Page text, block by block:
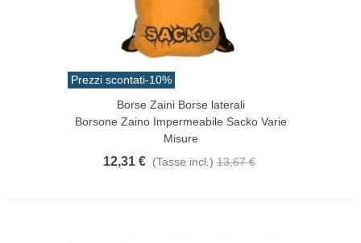
Prezzi scontati-10%
Borse Zaini Borse laterali
Borsone Zaino Impermeabile Sacko Varie
Misure
12,31 € (Tasse incl.) 13,67 €